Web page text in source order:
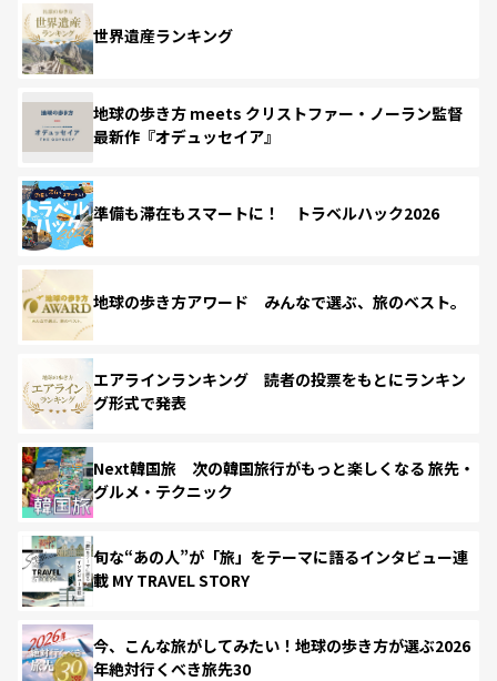
世界遺産ランキング
地球の歩き方 meets クリストファー・ノーラン監督
最新作『オデュッセイア』
準備も滞在もスマートに！ トラベルハック2026
地球の歩き方アワード みんなで選ぶ、旅のベスト。
エアラインランキング 読者の投票をもとにランキン
グ形式で発表
Next韓国旅 次の韓国旅行がもっと楽しくなる 旅先・
グルメ・テクニック
旬な“あの人”が「旅」をテーマに語るインタビュー連
載 MY TRAVEL STORY
今、こんな旅がしてみたい！地球の歩き方が選ぶ2026
年絶対行くべき旅先30